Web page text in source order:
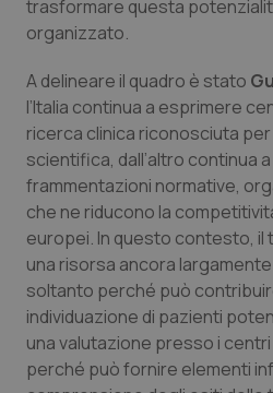
Oncologia & Nutrizione
Psoriasi & pelle
Quotidiano Cardiologia
Quotidiano Chirurgia
Quotidiano Oncologia
Quotidiano Pediatria
Rene & patologie
trasformare questa
organizzato.
A delineare il quadro è stato
l’Italia continua a esprimere
ricerca clinica riconosciuta
scientifica, dall’altro continua
frammentazioni normative,
che ne riducono la
europei. In questo contesto,
una risorsa ancora
soltanto perché può
individuazione di pazienti
una valutazione presso i
perché può fornire elementi